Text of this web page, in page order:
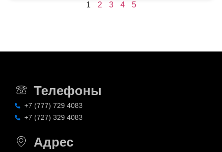
1 2 3 4 5
Телефоны
+7 (777) 729 4083
+7 (727) 329 4083
Адрес